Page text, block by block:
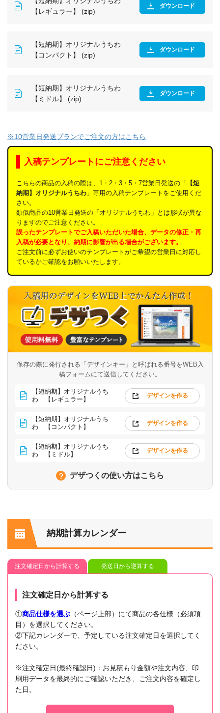
【レギュラー】 (zip)
ダウンロード
【短納期】オリジナルうちわ
【コンパクト】 (zip)
ダウンロード
【短納期】オリジナルうちわ
【ミドル】 (zip)
ダウンロード
※10営業日発送プランでご注文の方はこちら
入稿テンプレートにご注意ください
こちらの商品の入稿の際は、1・2・3・5・7営業日発送の「
【短
納期】オリジナルうちわ 」専用の入稿テンプレートをご使用くだ
さい。
類似商品の10営業日発送の「オリジナルうちわ」とは形状が異な
りますのでご注意ください。
誤ったテンプレートでご入稿いただいた場合、データの修正・再
入稿が必要となり、納期に影響が出る場合がございます。
ご注文前に必ずお使いのテンプレートがご希望の営業日に対応し
ているかご確認をお願いいたします。
保存の際に発行される「デザインキー」と呼ばれる番号をWEB入
稿フォームにて送信してください。
【短納期】オリジナルうち
わ 【レギュラー】
デザインを作る
【短納期】オリジナルうち
わ 【コンパクト】
デザインを作る
【短納期】オリジナルうち
わ 【ミドル】
デザインを作る
デザつくの使い方はこちら
納期計算カレンダー
注文確定日から計算する 発送日から逆算する
注文確定日から計算する
①商品仕様を選ぶ （ページ上部）にて商品の各仕様（必須項
目）を選択してください。
②下記カレンダーで、予定している注文確定日を選択してく
ださい。
※注文確定日(最終確認日)：お見積もり金額や注文内容、印
刷用データを最終的にご確認いただき、ご注文内容を確定し
た日。